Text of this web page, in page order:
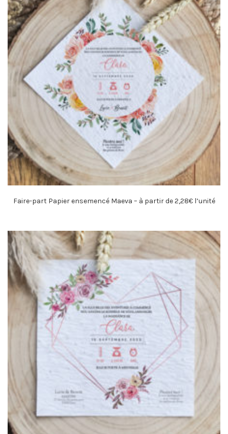
Faire-part Papier ensemencé Maeva – à partir de 2,28€ l’unité